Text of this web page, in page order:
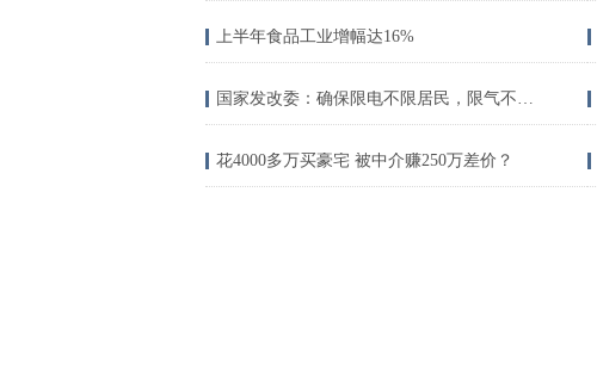
上半年食品工业增幅达16%
花4000多万买豪宅 被中介赚250万差价？